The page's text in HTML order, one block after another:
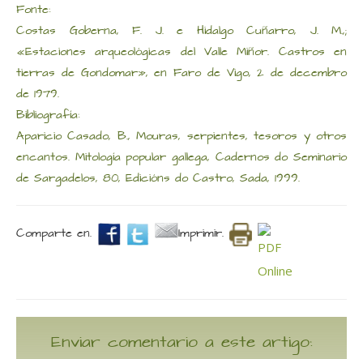
Fonte:
Costas Goberna, F. J. e Hidalgo Cuñarro, J. M.,;
«Estaciones arqueológicas del Valle Miñor. Castros en
tierras de Gondomar», en Faro de Vigo, 2 de decembro
de 1979.
Bibliografía:
Aparicio Casado, B., Mouras, serpientes, tesoros y otros
encantos. Mitología popular gallega, Cadernos do Seminario
de Sargadelos, 80, Edicións do Castro, Sada, 1999.
Comparte en. Imprimir.
Enviar comentario a este artigo: